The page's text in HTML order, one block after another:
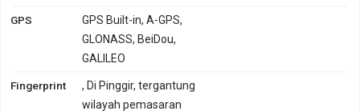
GPS
GPS Built-in, A-GPS,
GLONASS, BeiDou,
GALILEO
Fingerprint
, Di Pinggir, tergantung
wilayah pemasaran